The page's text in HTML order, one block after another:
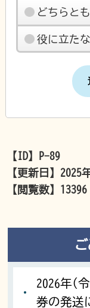
どちらと
役に立た
【ID】
P-89
【更新日】 2025
【閲覧数】 13396
2026年(
券の発送